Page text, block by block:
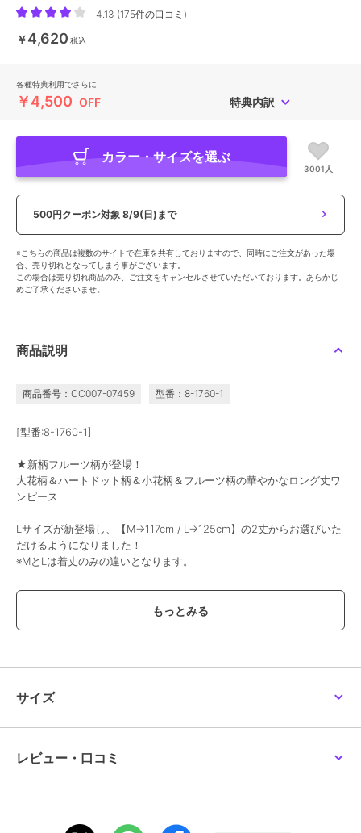
4.13 (175件の口コミ )
￥4,620 税込
各種特典利用でさらに
￥4,500 OFF 特典内訳
カラー・サイズを選ぶ
3001人
500円クーポン対象 8/9(日)まで
※こちらの商品は複数のサイトで在庫を共有しておりますので、同時にご注文があった場
合、売り切れとなってしまう事がございます。
この場合は売り切れ商品のみ、ご注文をキャンセルさせていただいております。あらかじ
めご了承くださいませ。
商品説明
商品番号：CC007-07459 型番：8-1760-1
[型番:8-1760-1]
★新柄フルーツ柄が登場！
大花柄＆ハートドット柄＆小花柄＆フルーツ柄の華やかなロング丈ワ
ンピース
Lサイズが新登場し、【M→117cm / L→125cm】の2丈からお選びいた
だけるようになりました！
※MとLは着丈のみの違いとなります。
【POINT】
シーズンムード盛り上げる華やかな大花柄や、女性らしく優しい印象
の花柄。
総柄で存在感があり、一枚で華やかに着映えします。
ウエストドロストデザインなので、そのままで着てリラクシーに、
サイズ
レビュー・口コミ